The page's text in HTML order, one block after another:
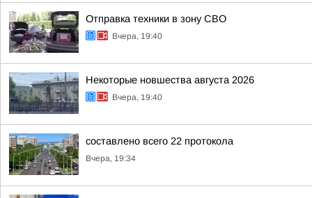
Отправка техники в зону СВО
Вчера, 19:40
Некоторые новшества августа 2026
Вчера, 19:40
составлено всего 22 протокола
Вчера, 19:34